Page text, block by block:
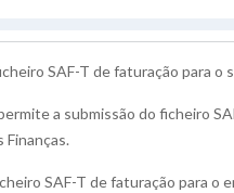
SAF-T de faturação para o
a submissão do ficheiro
Finanças.
SAF-T de faturação para o